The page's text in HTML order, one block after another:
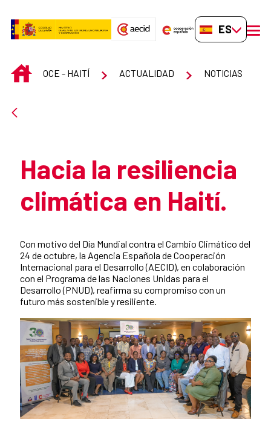
ES-ES
INICIOOCE - HAITÍ ACTUALIDAD NOTICIAS
Hacia la resiliencia
climática en Haití.
Con motivo del Día Mundial contra el Cambio Climático del
24 de octubre, la Agencia Española de Cooperación
Internacional para el Desarrollo (AECID), en colaboración
con el Programa de las Naciones Unidas para el
Desarrollo (PNUD), reafirma su compromiso con un
futuro más sostenible y resiliente.